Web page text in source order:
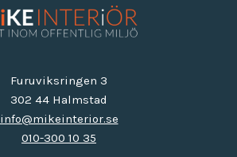
Furuviksringen 3
302 44 Halmstad
info@mikeinterior.se
010-300 10 35